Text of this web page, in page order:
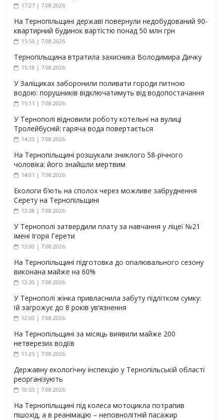
17:27 | 7.08.2026
На Тернопільщині державі повернули недобудований 90-
квартирний будинок вартістю понад 50 млн грн
15:55 | 7.08.2026
Тернопільщина втратила захисника Володимира Дичку
15:18 | 7.08.2026
У Заліщиках заборонили поливати городи питною
водою: порушників відключатимуть від водопостачання
15:11 | 7.08.2026
У Тернополі відновили роботу котельні на вулиці
Тролейбусній: гаряча вода повертається
14:33 | 7.08.2026
На Тернопільщині розшукали зниклого 58-річного
чоловіка: його знайшли мертвим
14:01 | 7.08.2026
Екологи б’ють на сполох через можливе забруднення
Серету на Тернопільщині
13:38 | 7.08.2026
У Тернополі затвердили плату за навчання у ліцеї №21
імені Ігоря Герети
13:00 | 7.08.2026
На Тернопільщині підготовка до опалювального сезону
виконана майже на 60%
12:30 | 7.08.2026
У Тернополі жінка привласнила забуту підлітком сумку:
їй загрожує до 8 років ув’язнення
12:00 | 7.08.2026
На Тернопільщині за місяць виявили майже 200
нетверезих водіїв
11:25 | 7.08.2026
Державну екологічну інспекцію у Тернопільській області
реорганізують
10:55 | 7.08.2026
На Тернопільщині під колеса мотоцикла потрапив
пішохід, а в реанімацію – неповнолітній пасажир